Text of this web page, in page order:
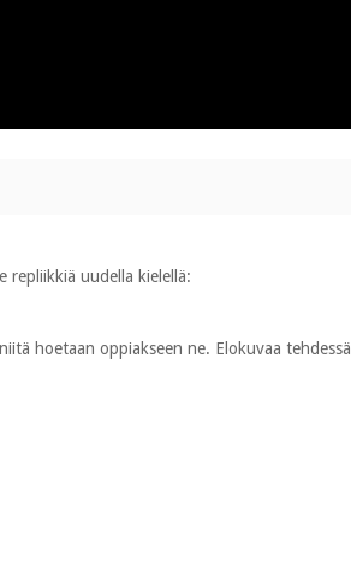
repliikkiä uudella kielellä:
hoetaan oppiakseen ne. Elokuvaa tehdessä